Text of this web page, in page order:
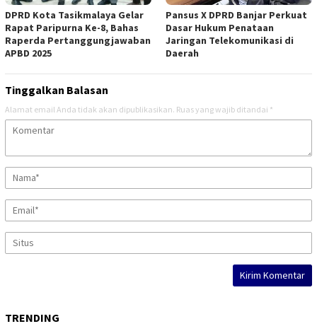
DPRD Kota Tasikmalaya Gelar
Rapat Paripurna Ke-8, Bahas
Raperda Pertanggungjawaban
APBD 2025
Pansus X DPRD Banjar Perkuat
Dasar Hukum Penataan
Jaringan Telekomunikasi di
Daerah
Tinggalkan Balasan
Alamat email Anda tidak akan dipublikasikan. Ruas yang wajib ditandai *
TRENDING